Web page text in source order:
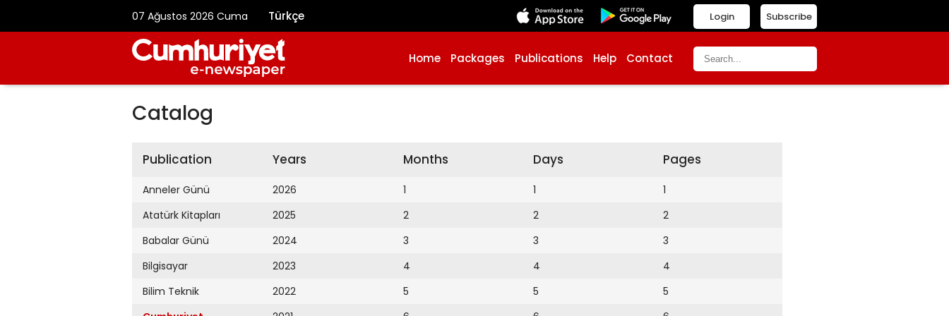
07 Ağustos 2026 Cuma Türkçe Subscribe
Login
Home Packages Publications Help Contact
Catalog
Publication
Anneler Günü
Atatürk Kitapları
Babalar Günü
Bilgisayar
Bilim Teknik
Years
2026
2025
2024
2023
2022
Months
1
2
3
4
5
Days
1
2
3
4
5
Pages
1
2
3
4
5